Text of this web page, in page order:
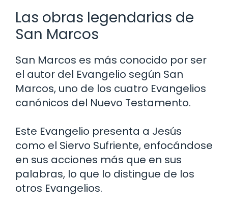
Las obras legendarias de
San Marcos
San Marcos es más conocido por ser
el autor del Evangelio según San
Marcos, uno de los cuatro Evangelios
canónicos del Nuevo Testamento.
Este Evangelio presenta a Jesús
como el Siervo Sufriente, enfocándose
en sus acciones más que en sus
palabras, lo que lo distingue de los
otros Evangelios.